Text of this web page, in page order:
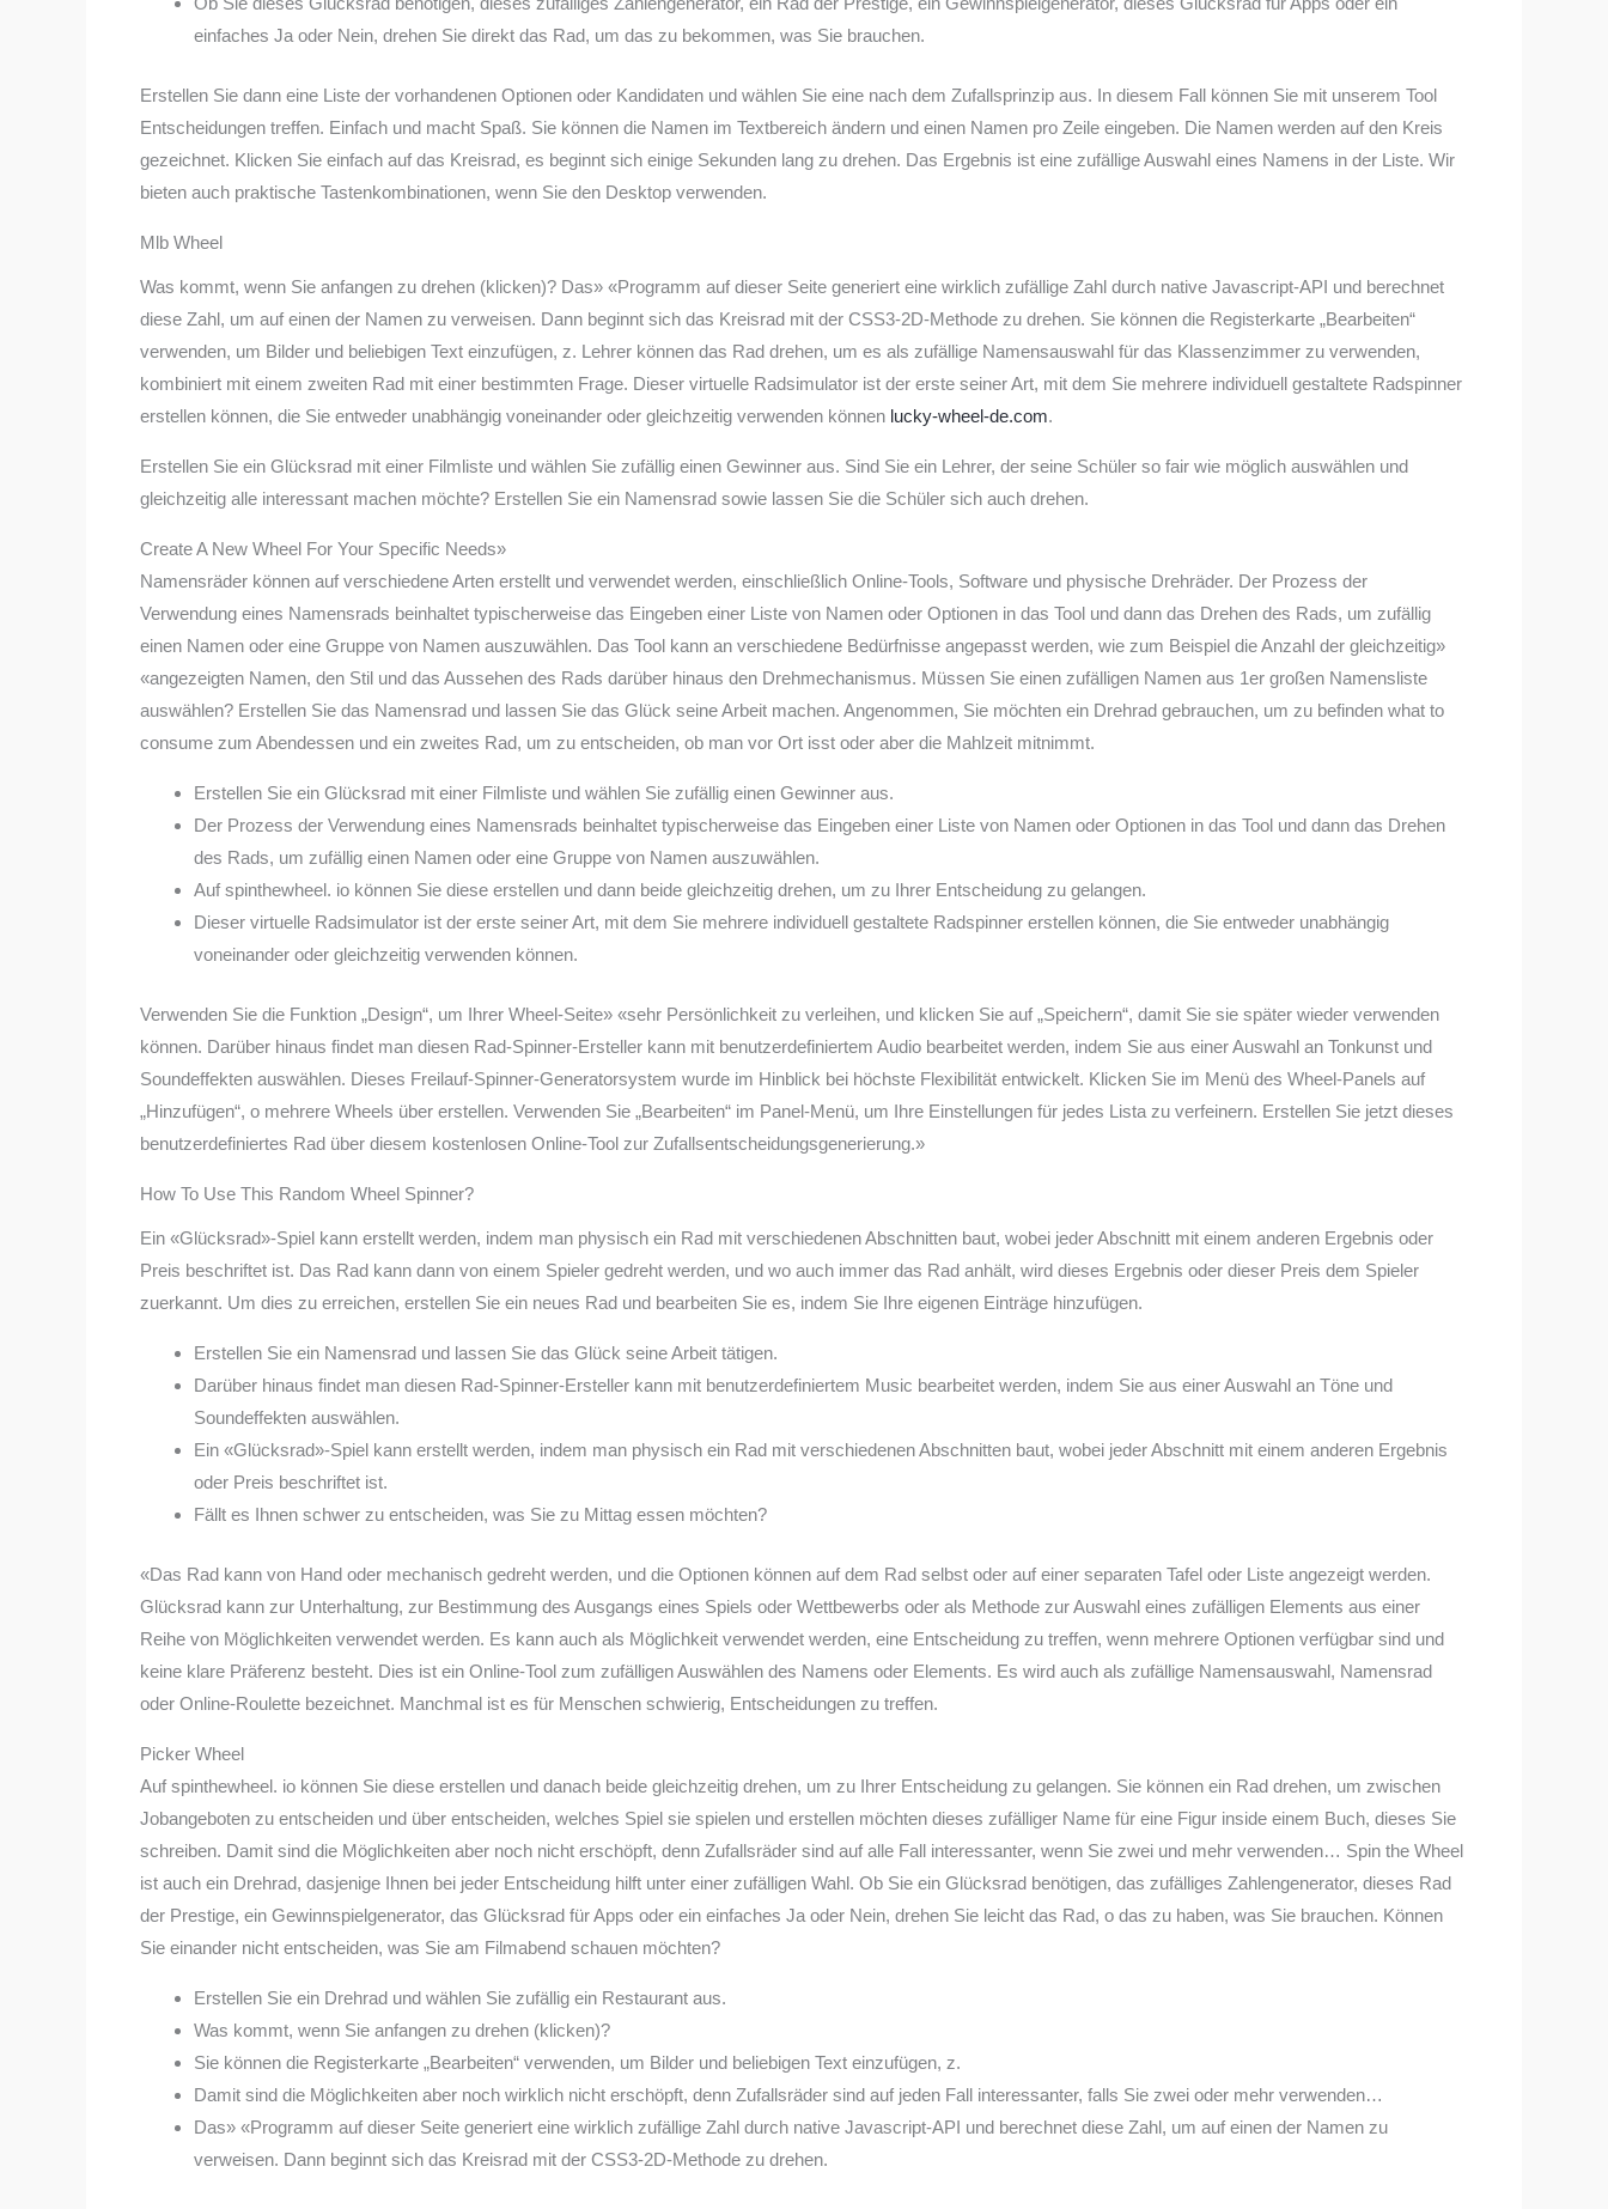
einfaches Ja oder Nein, drehen Sie direkt das Rad, um das zu bekommen, was Sie brauchen.
Erstellen Sie dann eine Liste der vorhandenen Optionen oder Kandidaten und wählen Sie eine nach dem Zufallsprinzip aus. In diesem Fall können Sie mit unserem Tool
Entscheidungen treffen. Einfach und macht Spaß. Sie können die Namen im Textbereich ändern und einen Namen pro Zeile eingeben. Die Namen werden auf den Kreis
gezeichnet. Klicken Sie einfach auf das Kreisrad, es beginnt sich einige Sekunden lang zu drehen. Das Ergebnis ist eine zufällige Auswahl eines Namens in der Liste. Wir
bieten auch praktische Tastenkombinationen, wenn Sie den Desktop verwenden.
Mlb Wheel
Was kommt, wenn Sie anfangen zu drehen (klicken)? Das» «Programm auf dieser Seite generiert eine wirklich zufällige Zahl durch native Javascript-API und berechnet
diese Zahl, um auf einen der Namen zu verweisen. Dann beginnt sich das Kreisrad mit der CSS3-2D-Methode zu drehen. Sie können die Registerkarte „Bearbeiten“
verwenden, um Bilder und beliebigen Text einzufügen, z. Lehrer können das Rad drehen, um es als zufällige Namensauswahl für das Klassenzimmer zu verwenden,
kombiniert mit einem zweiten Rad mit einer bestimmten Frage. Dieser virtuelle Radsimulator ist der erste seiner Art, mit dem Sie mehrere individuell gestaltete Radspinner
erstellen können, die Sie entweder unabhängig voneinander oder gleichzeitig verwenden können lucky-wheel-de.com.
Erstellen Sie ein Glücksrad mit einer Filmliste und wählen Sie zufällig einen Gewinner aus. Sind Sie ein Lehrer, der seine Schüler so fair wie möglich auswählen und
gleichzeitig alle interessant machen möchte? Erstellen Sie ein Namensrad sowie lassen Sie die Schüler sich auch drehen.
Create A New Wheel For Your Specific Needs»
Namensräder können auf verschiedene Arten erstellt und verwendet werden, einschließlich Online-Tools, Software und physische Drehräder. Der Prozess der
Verwendung eines Namensrads beinhaltet typischerweise das Eingeben einer Liste von Namen oder Optionen in das Tool und dann das Drehen des Rads, um zufällig
einen Namen oder eine Gruppe von Namen auszuwählen. Das Tool kann an verschiedene Bedürfnisse angepasst werden, wie zum Beispiel die Anzahl der gleichzeitig»
«angezeigten Namen, den Stil und das Aussehen des Rads darüber hinaus den Drehmechanismus. Müssen Sie einen zufälligen Namen aus 1er großen Namensliste
auswählen? Erstellen Sie das Namensrad und lassen Sie das Glück seine Arbeit machen. Angenommen, Sie möchten ein Drehrad gebrauchen, um zu befinden what to
consume zum Abendessen und ein zweites Rad, um zu entscheiden, ob man vor Ort isst oder aber die Mahlzeit mitnimmt.
Erstellen Sie ein Glücksrad mit einer Filmliste und wählen Sie zufällig einen Gewinner aus.
Der Prozess der Verwendung eines Namensrads beinhaltet typischerweise das Eingeben einer Liste von Namen oder Optionen in das Tool und dann das Drehen
des Rads, um zufällig einen Namen oder eine Gruppe von Namen auszuwählen.
Auf spinthewheel. io können Sie diese erstellen und dann beide gleichzeitig drehen, um zu Ihrer Entscheidung zu gelangen.
Dieser virtuelle Radsimulator ist der erste seiner Art, mit dem Sie mehrere individuell gestaltete Radspinner erstellen können, die Sie entweder unabhängig
voneinander oder gleichzeitig verwenden können.
Verwenden Sie die Funktion „Design“, um Ihrer Wheel-Seite» «sehr Persönlichkeit zu verleihen, und klicken Sie auf „Speichern“, damit Sie sie später wieder verwenden
können. Darüber hinaus findet man diesen Rad-Spinner-Ersteller kann mit benutzerdefiniertem Audio bearbeitet werden, indem Sie aus einer Auswahl an Tonkunst und
Soundeffekten auswählen. Dieses Freilauf-Spinner-Generatorsystem wurde im Hinblick bei höchste Flexibilität entwickelt. Klicken Sie im Menü des Wheel-Panels auf
„Hinzufügen“, o mehrere Wheels über erstellen. Verwenden Sie „Bearbeiten“ im Panel-Menü, um Ihre Einstellungen für jedes Lista zu verfeinern. Erstellen Sie jetzt dieses
benutzerdefiniertes Rad über diesem kostenlosen Online-Tool zur Zufallsentscheidungsgenerierung.»
How To Use This Random Wheel Spinner?
Ein «Glücksrad»-Spiel kann erstellt werden, indem man physisch ein Rad mit verschiedenen Abschnitten baut, wobei jeder Abschnitt mit einem anderen Ergebnis oder
Preis beschriftet ist. Das Rad kann dann von einem Spieler gedreht werden, und wo auch immer das Rad anhält, wird dieses Ergebnis oder dieser Preis dem Spieler
zuerkannt. Um dies zu erreichen, erstellen Sie ein neues Rad und bearbeiten Sie es, indem Sie Ihre eigenen Einträge hinzufügen.
Erstellen Sie ein Namensrad und lassen Sie das Glück seine Arbeit tätigen.
Darüber hinaus findet man diesen Rad-Spinner-Ersteller kann mit benutzerdefiniertem Music bearbeitet werden, indem Sie aus einer Auswahl an Töne und
Soundeffekten auswählen.
Ein «Glücksrad»-Spiel kann erstellt werden, indem man physisch ein Rad mit verschiedenen Abschnitten baut, wobei jeder Abschnitt mit einem anderen Ergebnis
oder Preis beschriftet ist.
Fällt es Ihnen schwer zu entscheiden, was Sie zu Mittag essen möchten?
«Das Rad kann von Hand oder mechanisch gedreht werden, und die Optionen können auf dem Rad selbst oder auf einer separaten Tafel oder Liste angezeigt werden.
Glücksrad kann zur Unterhaltung, zur Bestimmung des Ausgangs eines Spiels oder Wettbewerbs oder als Methode zur Auswahl eines zufälligen Elements aus einer
Reihe von Möglichkeiten verwendet werden. Es kann auch als Möglichkeit verwendet werden, eine Entscheidung zu treffen, wenn mehrere Optionen verfügbar sind und
keine klare Präferenz besteht. Dies ist ein Online-Tool zum zufälligen Auswählen des Namens oder Elements. Es wird auch als zufällige Namensauswahl, Namensrad
oder Online-Roulette bezeichnet. Manchmal ist es für Menschen schwierig, Entscheidungen zu treffen.
Picker Wheel
Auf spinthewheel. io können Sie diese erstellen und danach beide gleichzeitig drehen, um zu Ihrer Entscheidung zu gelangen. Sie können ein Rad drehen, um zwischen
Jobangeboten zu entscheiden und über entscheiden, welches Spiel sie spielen und erstellen möchten dieses zufälliger Name für eine Figur inside einem Buch, dieses Sie
schreiben. Damit sind die Möglichkeiten aber noch nicht erschöpft, denn Zufallsräder sind auf alle Fall interessanter, wenn Sie zwei und mehr verwenden… Spin the Wheel
ist auch ein Drehrad, dasjenige Ihnen bei jeder Entscheidung hilft unter einer zufälligen Wahl. Ob Sie ein Glücksrad benötigen, das zufälliges Zahlengenerator, dieses Rad
der Prestige, ein Gewinnspielgenerator, das Glücksrad für Apps oder ein einfaches Ja oder Nein, drehen Sie leicht das Rad, o das zu haben, was Sie brauchen. Können
Sie einander nicht entscheiden, was Sie am Filmabend schauen möchten?
Erstellen Sie ein Drehrad und wählen Sie zufällig ein Restaurant aus.
Was kommt, wenn Sie anfangen zu drehen (klicken)?
Sie können die Registerkarte „Bearbeiten“ verwenden, um Bilder und beliebigen Text einzufügen, z.
Damit sind die Möglichkeiten aber noch wirklich nicht erschöpft, denn Zufallsräder sind auf jeden Fall interessanter, falls Sie zwei oder mehr verwenden…
Das» «Programm auf dieser Seite generiert eine wirklich zufällige Zahl durch native Javascript-API und berechnet diese Zahl, um auf einen der Namen zu
verweisen. Dann beginnt sich das Kreisrad mit der CSS3-2D-Methode zu drehen.